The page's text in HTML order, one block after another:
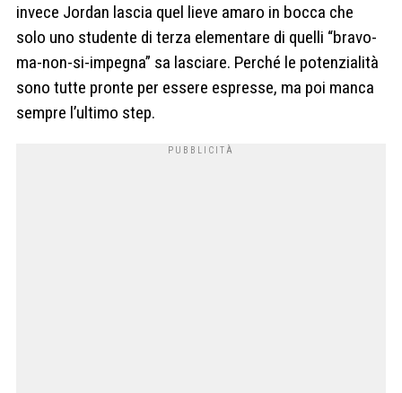
invece Jordan lascia quel lieve amaro in bocca che
solo uno studente di terza elementare di quelli “bravo-
ma-non-si-impegna” sa lasciare. Perché le potenzialità
sono tutte pronte per essere espresse, ma poi manca
sempre l’ultimo step.